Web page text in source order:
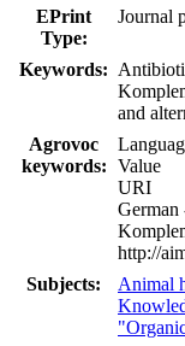
EPrint
Type:
Journal
Keywords:
and
Agrovoc
keywords: Value
URI
German
http://
Subjects:
Animal